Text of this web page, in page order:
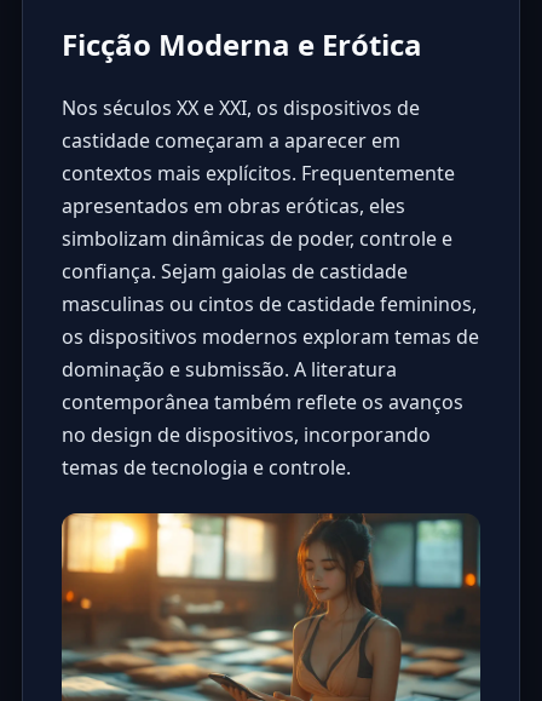
Ficção Moderna e Erótica
Nos séculos XX e XXI, os dispositivos de
castidade começaram a aparecer em
contextos mais explícitos. Frequentemente
apresentados em obras eróticas, eles
simbolizam dinâmicas de poder, controle e
confiança. Sejam gaiolas de castidade
masculinas ou cintos de castidade femininos,
os dispositivos modernos exploram temas de
dominação e submissão. A literatura
contemporânea também reflete os avanços
no design de dispositivos, incorporando
temas de tecnologia e controle.